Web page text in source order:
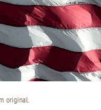
original.